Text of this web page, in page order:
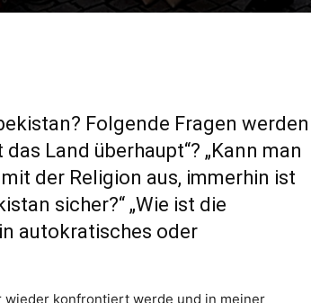
Folgende Fragen werden
Land überhaupt“? „Kann man
der Religion aus, immerhin ist
sicher?“ „Wie ist die
autokratisches oder
wieder konfrontiert werde und in meiner